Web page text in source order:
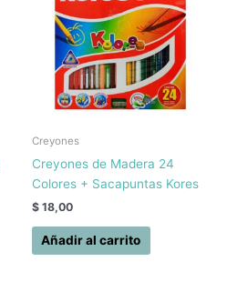
Creyones
Creyones de Madera 24
Colores + Sacapuntas Kores
$ 18,00
Añadir al carrito